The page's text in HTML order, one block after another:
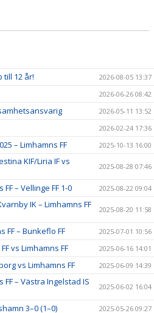
12 år! 2026-08-05 13:37
2026-06-26 08:42
2026-05-11 13:52
2026-02-24 17:36
– Limhamns FF 2025-10-13 16:00
KIF/Liria IF vs
2025-08-28 07:46
– Vellinge FF 1-0 2025-08-22 09:04
IK – Limhamns FF
2025-08-20 11:58
FF – Bunkeflo FF 2025-07-01 10:56
vs Limhamns FF 2025-06-16 14:01
vs Limhamns FF 2025-06-09 14:39
FF – Västra Ingelstad IS
2025-06-02 16:04
3–0 (1–0) 2025-05-26 09:27